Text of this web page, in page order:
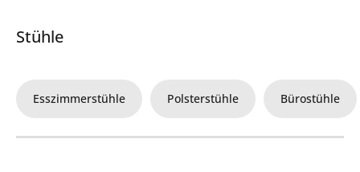
Stühle
Esszimmerstühle Polsterstühle Bürostühle